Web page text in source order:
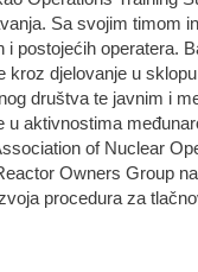
Sa svojim timom
i postojećih operatera.
kroz djelovanje u
društva te javnim i
u aktivnostima
of Nuclear
Owners Group
procedura za